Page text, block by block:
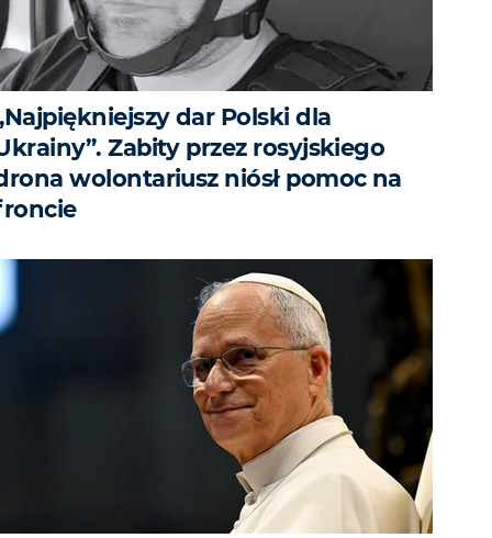
dar Polski dla
Zabity przez rosyjskiego
wolontariusz niósł pomoc na